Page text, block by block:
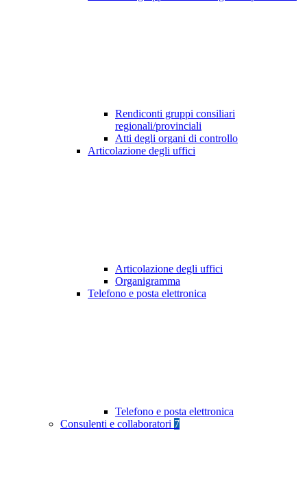
Rendiconti gruppi consiliari
regionali/provinciali
Atti degli organi di controllo
Articolazione degli uffici
Articolazione degli uffici
Organigramma
Telefono e posta elettronica
Telefono e posta elettronica
Consulenti e collaboratori 7